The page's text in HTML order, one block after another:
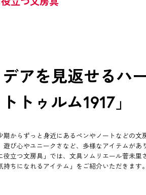
アを見返せるハ
トゥルム1917」
期からずっと身近にあるペンやノートなどの文
遊び心やユニークさなど、多様なアイテムがあ
立つ文房具」では、文具ソムリエール菅未里
持ちになれるアイテム」をご紹介いただきます。